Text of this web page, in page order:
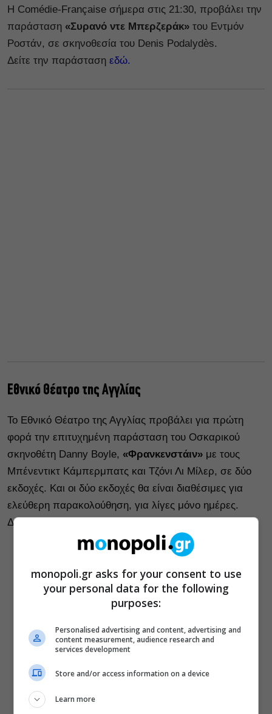
Η Comédie-Française σήμερα στις 21:30, προβάλει την
παράσταση «Συρανό ντε Μπερζεράκ» του Εντμόν
Ροστάν, σε σκηνοθεσία του Denis Podalydès.
Δείτε την παράσταση εδώ.
Εθνικό Θέατρο της Αγγλίας
Το Εθνικό Θέατρο της Αγγλίας προβάλει για πρώτη
φορά την επιτυχημένη παράσταση του Οσκαρικού
σκηνοθέτη Danny Boyle, «Φρανκενστάιν» με τους
Μπένεντικτ Κάμπερμπατς και Τζόνι Λι Μίλερ, σε δύο
εκδοχές. Και οι δύο εκδοχές θα είναι διαθέσιμες για
ελεύθερη παρακολούθηση, για λίγες μόνο ημέρες.
Δείτε την παράσταση
monopoli.gr asks for your consent to use
your personal data for the following
purposes:
Personalised advertising and content, advertising and
content measurement, audience research and
services development
Store and/or access information on a device
Learn more